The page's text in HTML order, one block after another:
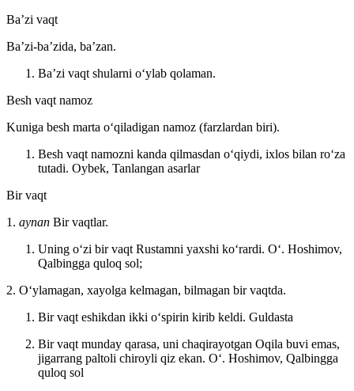
Baʼzi vaqt
Baʼzi-baʼzida, baʼzan.
Baʼzi vaqt shularni oʻylab qolaman.
Besh vaqt namoz
Kuniga besh marta oʻqiladigan namoz (farzlardan biri).
Besh vaqt namozni kanda qilmasdan oʻqiydi, ixlos bilan roʻza
tutadi. Oybek, Tanlangan asarlar
Bir vaqt
1. aynan Bir vaqtlar.
Uning oʻzi bir vaqt Rustamni yaxshi koʻrardi. Oʻ. Hoshimov,
Qalbingga quloq sol;
2. Oʻylamagan, xayolga kelmagan, bilmagan bir vaqtda.
Bir vaqt eshikdan ikki oʻspirin kirib keldi. Guldasta
Bir vaqt munday qarasa, uni chaqirayotgan Oqila buvi emas,
jigarrang paltoli chiroyli qiz ekan. Oʻ. Hoshimov, Qalbingga
quloq sol